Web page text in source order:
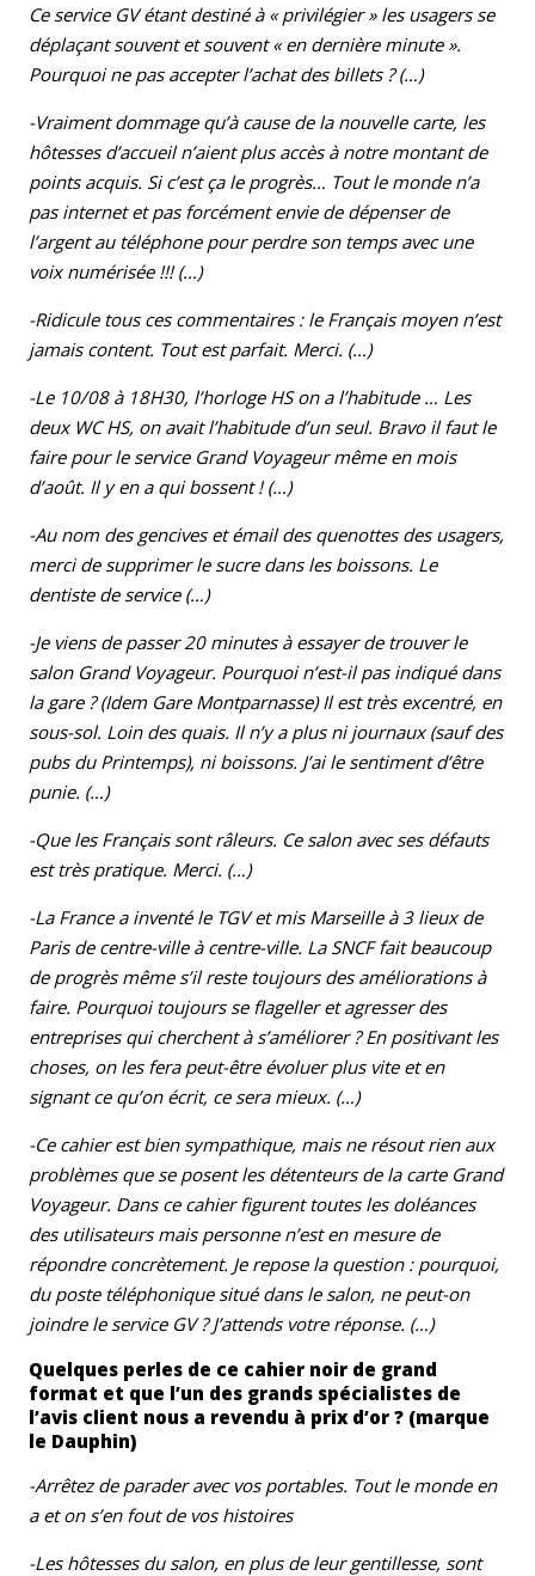
Ce service GV étant destiné à « privilégier » les usagers se
déplaçant souvent et souvent « en dernière minute ».
Pourquoi ne pas accepter l’achat des billets ? (…)
-Vraiment dommage qu’à cause de la nouvelle carte, les
hôtesses d’accueil n’aient plus accès à notre montant de
points acquis. Si c’est ça le progrès… Tout le monde n’a
pas internet et pas forcément envie de dépenser de
l’argent au téléphone pour perdre son temps avec une
voix numérisée !!! (…)
-Ridicule tous ces commentaires : le Français moyen n’est
jamais content. Tout est parfait. Merci. (…)
-Le 10/08 à 18H30, l’horloge HS on a l’habitude … Les
deux WC HS, on avait l’habitude d’un seul. Bravo il faut le
faire pour le service Grand Voyageur même en mois
d’août. Il y en a qui bossent ! (…)
-Au nom des gencives et émail des quenottes des usagers,
merci de supprimer le sucre dans les boissons. Le
dentiste de service (…)
-Je viens de passer 20 minutes à essayer de trouver le
salon Grand Voyageur. Pourquoi n’est-il pas indiqué dans
la gare ? (Idem Gare Montparnasse) Il est très excentré, en
sous-sol. Loin des quais. Il n’y a plus ni journaux (sauf des
pubs du Printemps), ni boissons. J’ai le sentiment d’être
punie. (…)
-Que les Français sont râleurs. Ce salon avec ses défauts
est très pratique. Merci. (…)
-La France a inventé le TGV et mis Marseille à 3 lieux de
Paris de centre-ville à centre-ville. La SNCF fait beaucoup
de progrès même s’il reste toujours des améliorations à
faire. Pourquoi toujours se flageller et agresser des
entreprises qui cherchent à s’améliorer ? En positivant les
choses, on les fera peut-être évoluer plus vite et en
signant ce qu’on écrit, ce sera mieux. (…)
-Ce cahier est bien sympathique, mais ne résout rien aux
problèmes que se posent les détenteurs de la carte Grand
Voyageur. Dans ce cahier figurent toutes les doléances
des utilisateurs mais personne n’est en mesure de
répondre concrètement. Je repose la question : pourquoi,
du poste téléphonique situé dans le salon, ne peut-on
joindre le service GV ? J’attends votre réponse. (…)
Quelques perles de ce cahier noir de grand
format et que l’un des grands spécialistes de
l’avis client nous a revendu à prix d’or ? (marque
le Dauphin)
-Arrêtez de parader avec vos portables. Tout le monde en
a et on s’en fout de vos histoires
-Les hôtesses du salon, en plus de leur gentillesse, sont